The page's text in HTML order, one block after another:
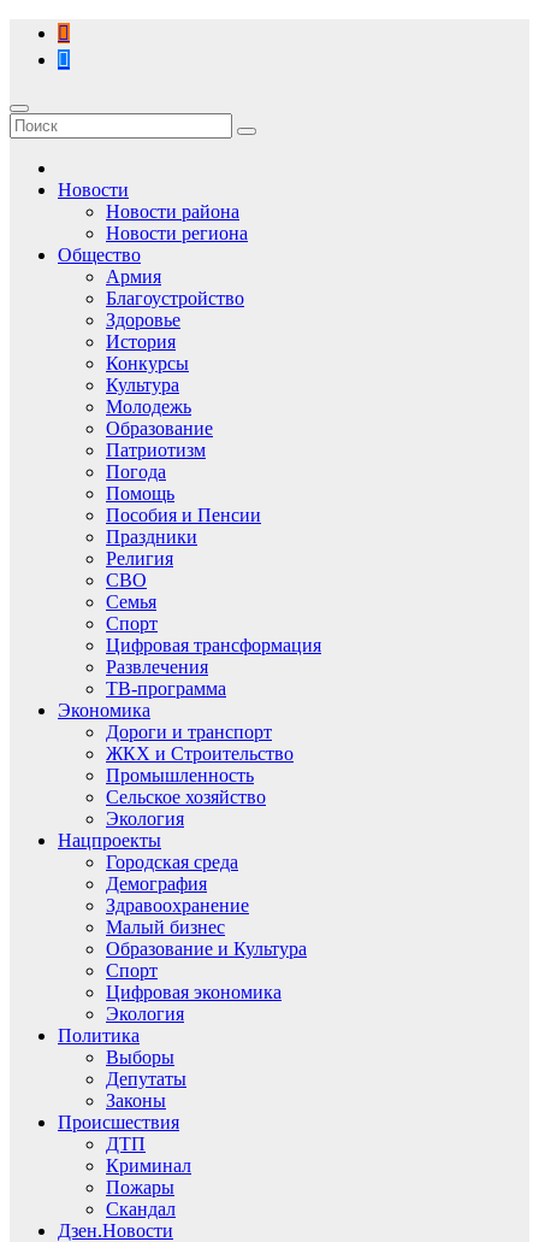
Перейти
содержимому
Новости
Новости района
Новости региона
Общество
Армия
Благоустройство
Здоровье
История
Конкурсы
Культура
Молодежь
Образование
Патриотизм
Погода
Помощь
Пособия и Пенсии
Праздники
Религия
СВО
Семья
Спорт
Цифровая трансформация
Развлечения
ТВ-программа
Экономика
Дороги и транспорт
ЖКХ и Строительство
Промышленность
Сельское хозяйство
Экология
Нацпроекты
Городская среда
Демография
Здравоохранение
Малый бизнес
Образование и Культура
Спорт
Цифровая экономика
Экология
Политика
Выборы
Депутаты
Законы
Происшествия
ДТП
Криминал
Пожары
Скандал
Дзен.Новости